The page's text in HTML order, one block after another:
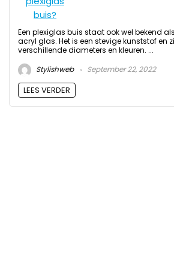
Een plexiglas buis staat ook wel bekend
acryl glas. Het is een stevige kunststof en
verschillende diameters en kleuren. ...
Stylishweb
September 22, 2022
LEES VERDER